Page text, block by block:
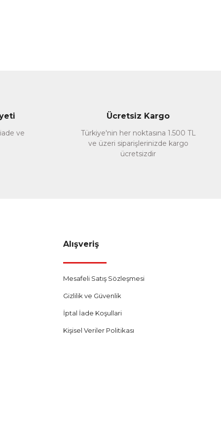
ve
Ücretsiz Kargo
Türkiye'nin her noktasına 1.500 TL
ve üzeri siparişlerinizde kargo
ücretsizdir
Alışveriş
Mesafeli Satış Sözleşmesi
Gizlilik ve Güvenlik
İptal İade Koşullari
Kişisel Veriler Politikası